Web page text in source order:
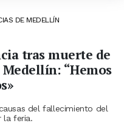
DE MEDELLÍN
tras muerte de
“Hemos
del fallecimiento del
la feria.